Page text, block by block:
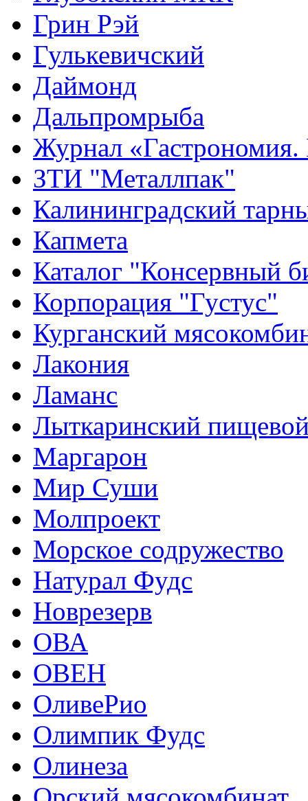
Грин Рэй
Гулькевичский
Даймонд
Дальпромрыба
Журнал «Гастрономия.
ЗТИ "Металлпак"
Калининградский
Капмета
Каталог "Консервный
Корпорация "Густус"
Курганский
Лакония
Ламанс
Лыткаринский
Маргарон
Мир Суши
Молпроект
Морское содружество
Натурал Фудс
Новрезерв
ОВА
ОВЕН
ОливеРио
Олимпик Фудс
Олинеза